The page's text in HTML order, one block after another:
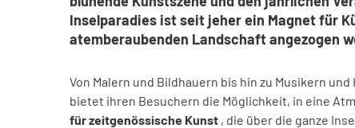
Inselparadies ist seit jeher ein Magnet für
atemberaubenden Landschaft angezogen
Von Malern und Bildhauern bis hin zu Musikern
bietet ihren Besuchern die Möglichkeit, in eine
für zeitgenössische Kunst , die über die ganze